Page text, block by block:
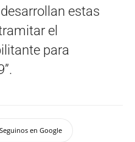
estas
el
para
en Google